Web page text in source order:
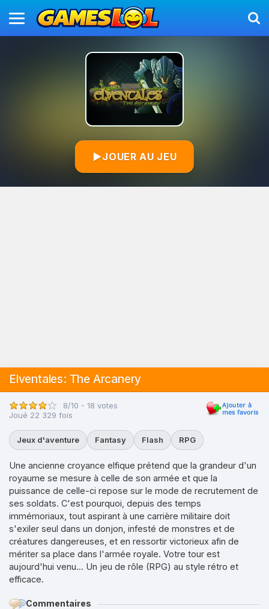
▶JOUER AU JEU
Elventales: The Arcanery
8/10 - 18 votes
Joué 22 329 fois
Jeux d'aventure Fantasy Flash RPG
Une ancienne croyance elfique prétend que la grandeur d'un
royaume se mesure à celle de son armée et que la
puissance de celle-ci repose sur le mode de recrutement de
ses soldats. C'est pourquoi, depuis des temps
immémoriaux, tout aspirant à une carrière militaire doit
s'exiler seul dans un donjon, infesté de monstres et de
créatures dangereuses, et en ressortir victorieux afin de
mériter sa place dans l'armée royale. Votre tour est
aujourd'hui venu... Un jeu de rôle (RPG) au style rétro et
efficace.
Commentaires